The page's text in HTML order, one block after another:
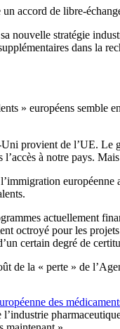
accord de libre-
nouvelle stratégie
dans la
» européens
provient de l’UE.
à notre pays.
actuellement
octroyé pour les
certain degré de
de la « perte » de
des